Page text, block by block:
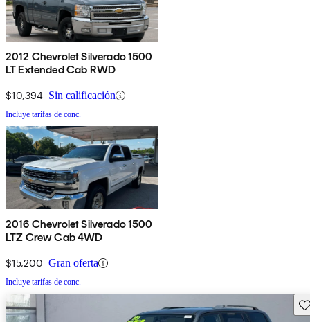
2012 Chevrolet Silverado 1500
LT Extended Cab RWD
$10,394 Sin calificación
Incluye tarifas de conc.
2016 Chevrolet Silverado 1500
LTZ Crew Cab 4WD
$15,200 Gran oferta
Incluye tarifas de conc.